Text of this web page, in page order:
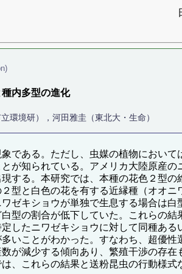
内多型の進化
環境研），河田雅圭（東北大・生命）
である。ただし、虫媒の植物におい
が知られている。アメリカ大陸原産
する。本研究では、本種の花色２型
型と白色の花を有する近縁種（オオ
ゼキショウが単独で生息する場合は
型の割合が低下していた。これらの
したニワゼキショウに対して同種あ
いことがわかった。すなわち、超優
が減少する傾向あり、繁殖干渉の存
、これらの結果と送粉昆虫の行動様